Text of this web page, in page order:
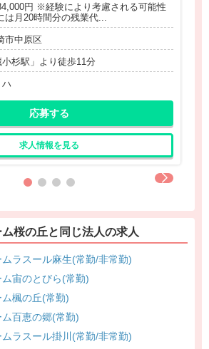
円 ※経験により考慮される可能性
月20時間分の残業代...
市中原区
杉駅」より徒歩11分
応募する
求人情報を見る
桜の丘と同じ法人の求人
ラスール麻生(常勤/非常勤)
宙のとびら(常勤)
楓の丘(常勤)
百恵の郷(常勤)
ラスール掛川(常勤/非常勤)